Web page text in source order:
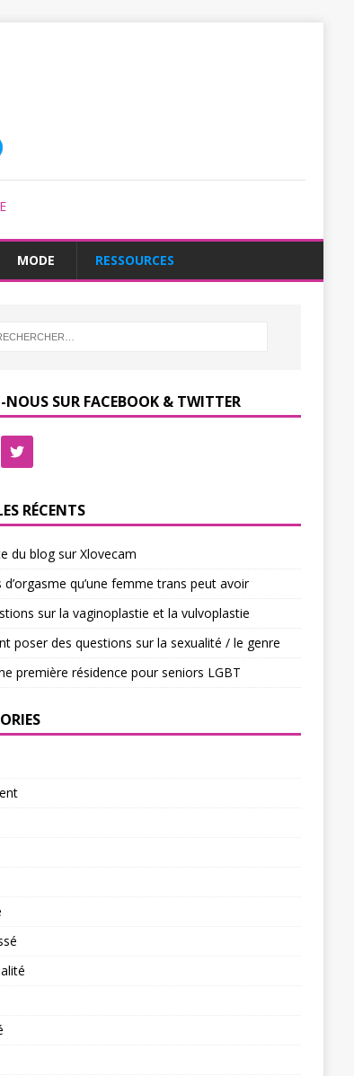
MODE RESSOURCES
NOUS SUR FACEBOOK & TWITTER
RÉCENTS
du blog sur Xlovecam
d’orgasme qu’une femme trans peut avoir
sur la vaginoplastie et la vulvoplastie
poser des questions sur la sexualité / le genre
première résidence pour seniors LGBT